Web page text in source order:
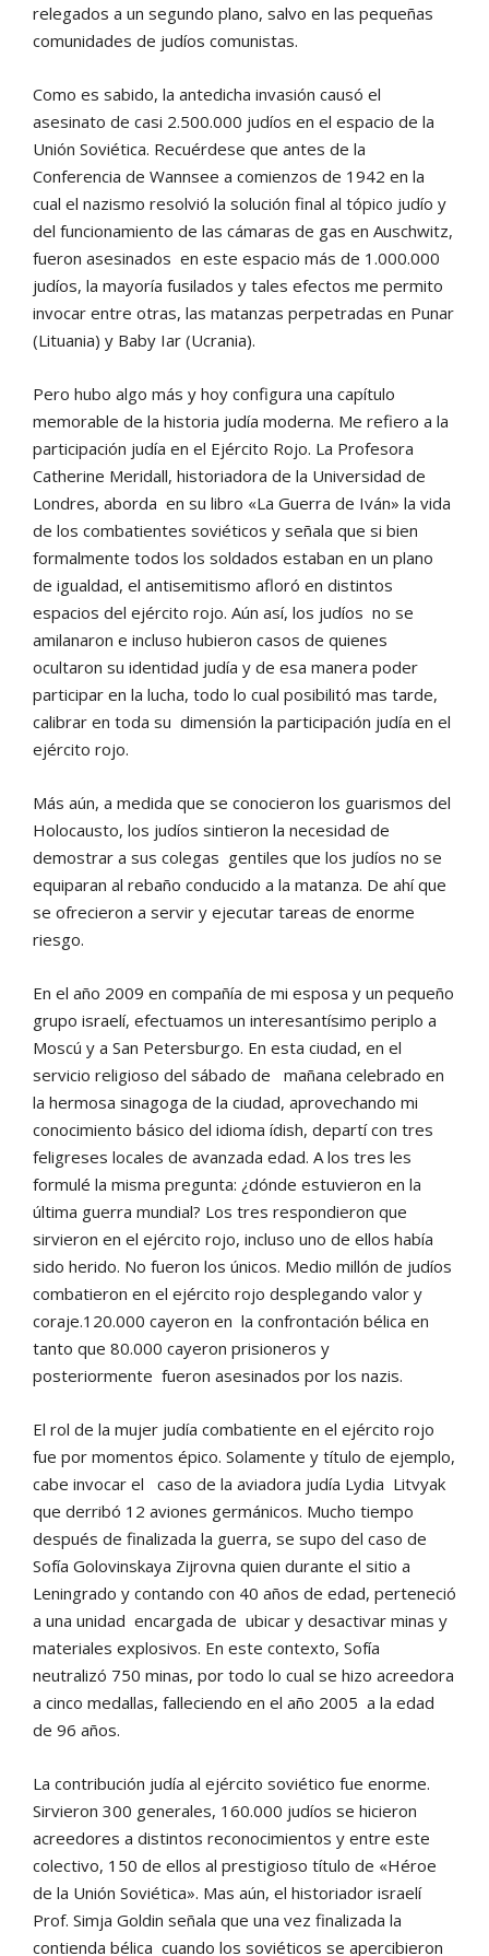
relegados a un segundo plano, salvo en las pequeñas
comunidades de judíos comunistas.
Como es sabido, la antedicha invasión causó el
asesinato de casi 2.500.000 judíos en el espacio de la
Unión Soviética. Recuérdese que antes de la
Conferencia de Wannsee a comienzos de 1942 en la
cual el nazismo resolvió la solución final al tópico judío y
del funcionamiento de las cámaras de gas en Auschwitz,
fueron asesinados en este espacio más de 1.000.000
judíos, la mayoría fusilados y tales efectos me permito
invocar entre otras, las matanzas perpetradas en Punar
(Lituania) y Baby Iar (Ucrania).
Pero hubo algo más y hoy configura una capítulo
memorable de la historia judía moderna. Me refiero a la
participación judía en el Ejército Rojo. La Profesora
Catherine Meridall, historiadora de la Universidad de
Londres, aborda en su libro «La Guerra de Iván» la vida
de los combatientes soviéticos y señala que si bien
formalmente todos los soldados estaban en un plano
de igualdad, el antisemitismo afloró en distintos
espacios del ejército rojo. Aún así, los judíos no se
amilanaron e incluso hubieron casos de quienes
ocultaron su identidad judía y de esa manera poder
participar en la lucha, todo lo cual posibilitó mas tarde,
calibrar en toda su dimensión la participación judía en el
ejército rojo.
Más aún, a medida que se conocieron los guarismos del
Holocausto, los judíos sintieron la necesidad de
demostrar a sus colegas gentiles que los judíos no se
equiparan al rebaño conducido a la matanza. De ahí que
se ofrecieron a servir y ejecutar tareas de enorme
riesgo.
En el año 2009 en compañía de mi esposa y un pequeño
grupo israelí, efectuamos un interesantísimo periplo a
Moscú y a San Petersburgo. En esta ciudad, en el
servicio religioso del sábado de mañana celebrado en
la hermosa sinagoga de la ciudad, aprovechando mi
conocimiento básico del idioma ídish, departí con tres
feligreses locales de avanzada edad. A los tres les
formulé la misma pregunta: ¿dónde estuvieron en la
última guerra mundial? Los tres respondieron que
sirvieron en el ejército rojo, incluso uno de ellos había
sido herido. No fueron los únicos. Medio millón de judíos
combatieron en el ejército rojo desplegando valor y
coraje.120.000 cayeron en la confrontación bélica en
tanto que 80.000 cayeron prisioneros y
posteriormente fueron asesinados por los nazis.
El rol de la mujer judía combatiente en el ejército rojo
fue por momentos épico. Solamente y título de ejemplo,
cabe invocar el caso de la aviadora judía Lydia Litvyak
que derribó 12 aviones germánicos. Mucho tiempo
después de finalizada la guerra, se supo del caso de
Sofía Golovinskaya Zijrovna quien durante el sitio a
Leningrado y contando con 40 años de edad, perteneció
a una unidad encargada de ubicar y desactivar minas y
materiales explosivos. En este contexto, Sofía
neutralizó 750 minas, por todo lo cual se hizo acreedora
a cinco medallas, falleciendo en el año 2005 a la edad
de 96 años.
La contribución judía al ejército soviético fue enorme.
Sirvieron 300 generales, 160.000 judíos se hicieron
acreedores a distintos reconocimientos y entre este
colectivo, 150 de ellos al prestigioso título de «Héroe
de la Unión Soviética». Mas aún, el historiador israelí
Prof. Simja Goldin señala que una vez finalizada la
contienda bélica cuando los soviéticos se apercibieron